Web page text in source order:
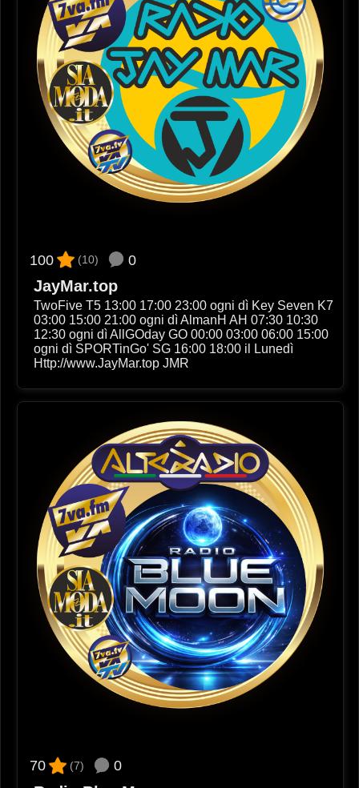
100 (10) 0
JayMar.top
TwoFive T5 13:00 17:00 23:00 ogni dì Key Seven K7
03:00 15:00 21:00 ogni dì AlmanH AH 07:30 10:30
12:30 ogni dì AllGOday GO 00:00 03:00 06:00 15:00
ogni dì SPORTinGo' SG 16:00 18:00 il Lunedì
Http://www.JayMar.top JMR
70 (7) 0